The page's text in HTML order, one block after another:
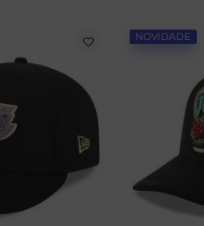
NOVIDADE